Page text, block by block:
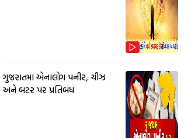
ગુજરાતમાં એનાલોગ પનીર, ચીઝ
અને બટર પર પ્રતિબંધ